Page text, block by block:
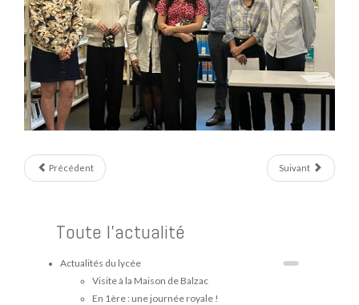
Précédent Suivant
Toute l'actualité
Actualités du lycée
Visite à la Maison de Balzac
En 1ère : une journée royale !